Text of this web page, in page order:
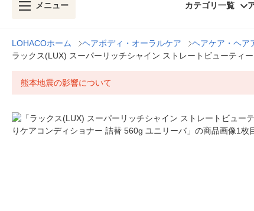
メニュー カテゴリ一覧
LOHACOホーム ヘアボディ・オーラルケア ヘアケア・ヘア
ラックス(LUX) スーパーリッチシャイン ストレートビューティ
熊本地震の影響について